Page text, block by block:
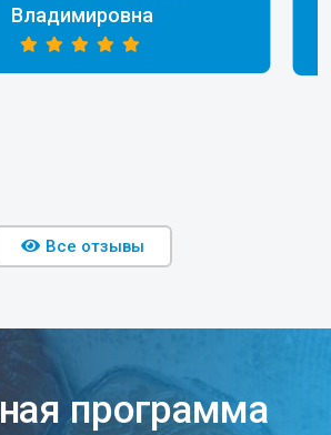
Владимировна
Все отзывы
программа